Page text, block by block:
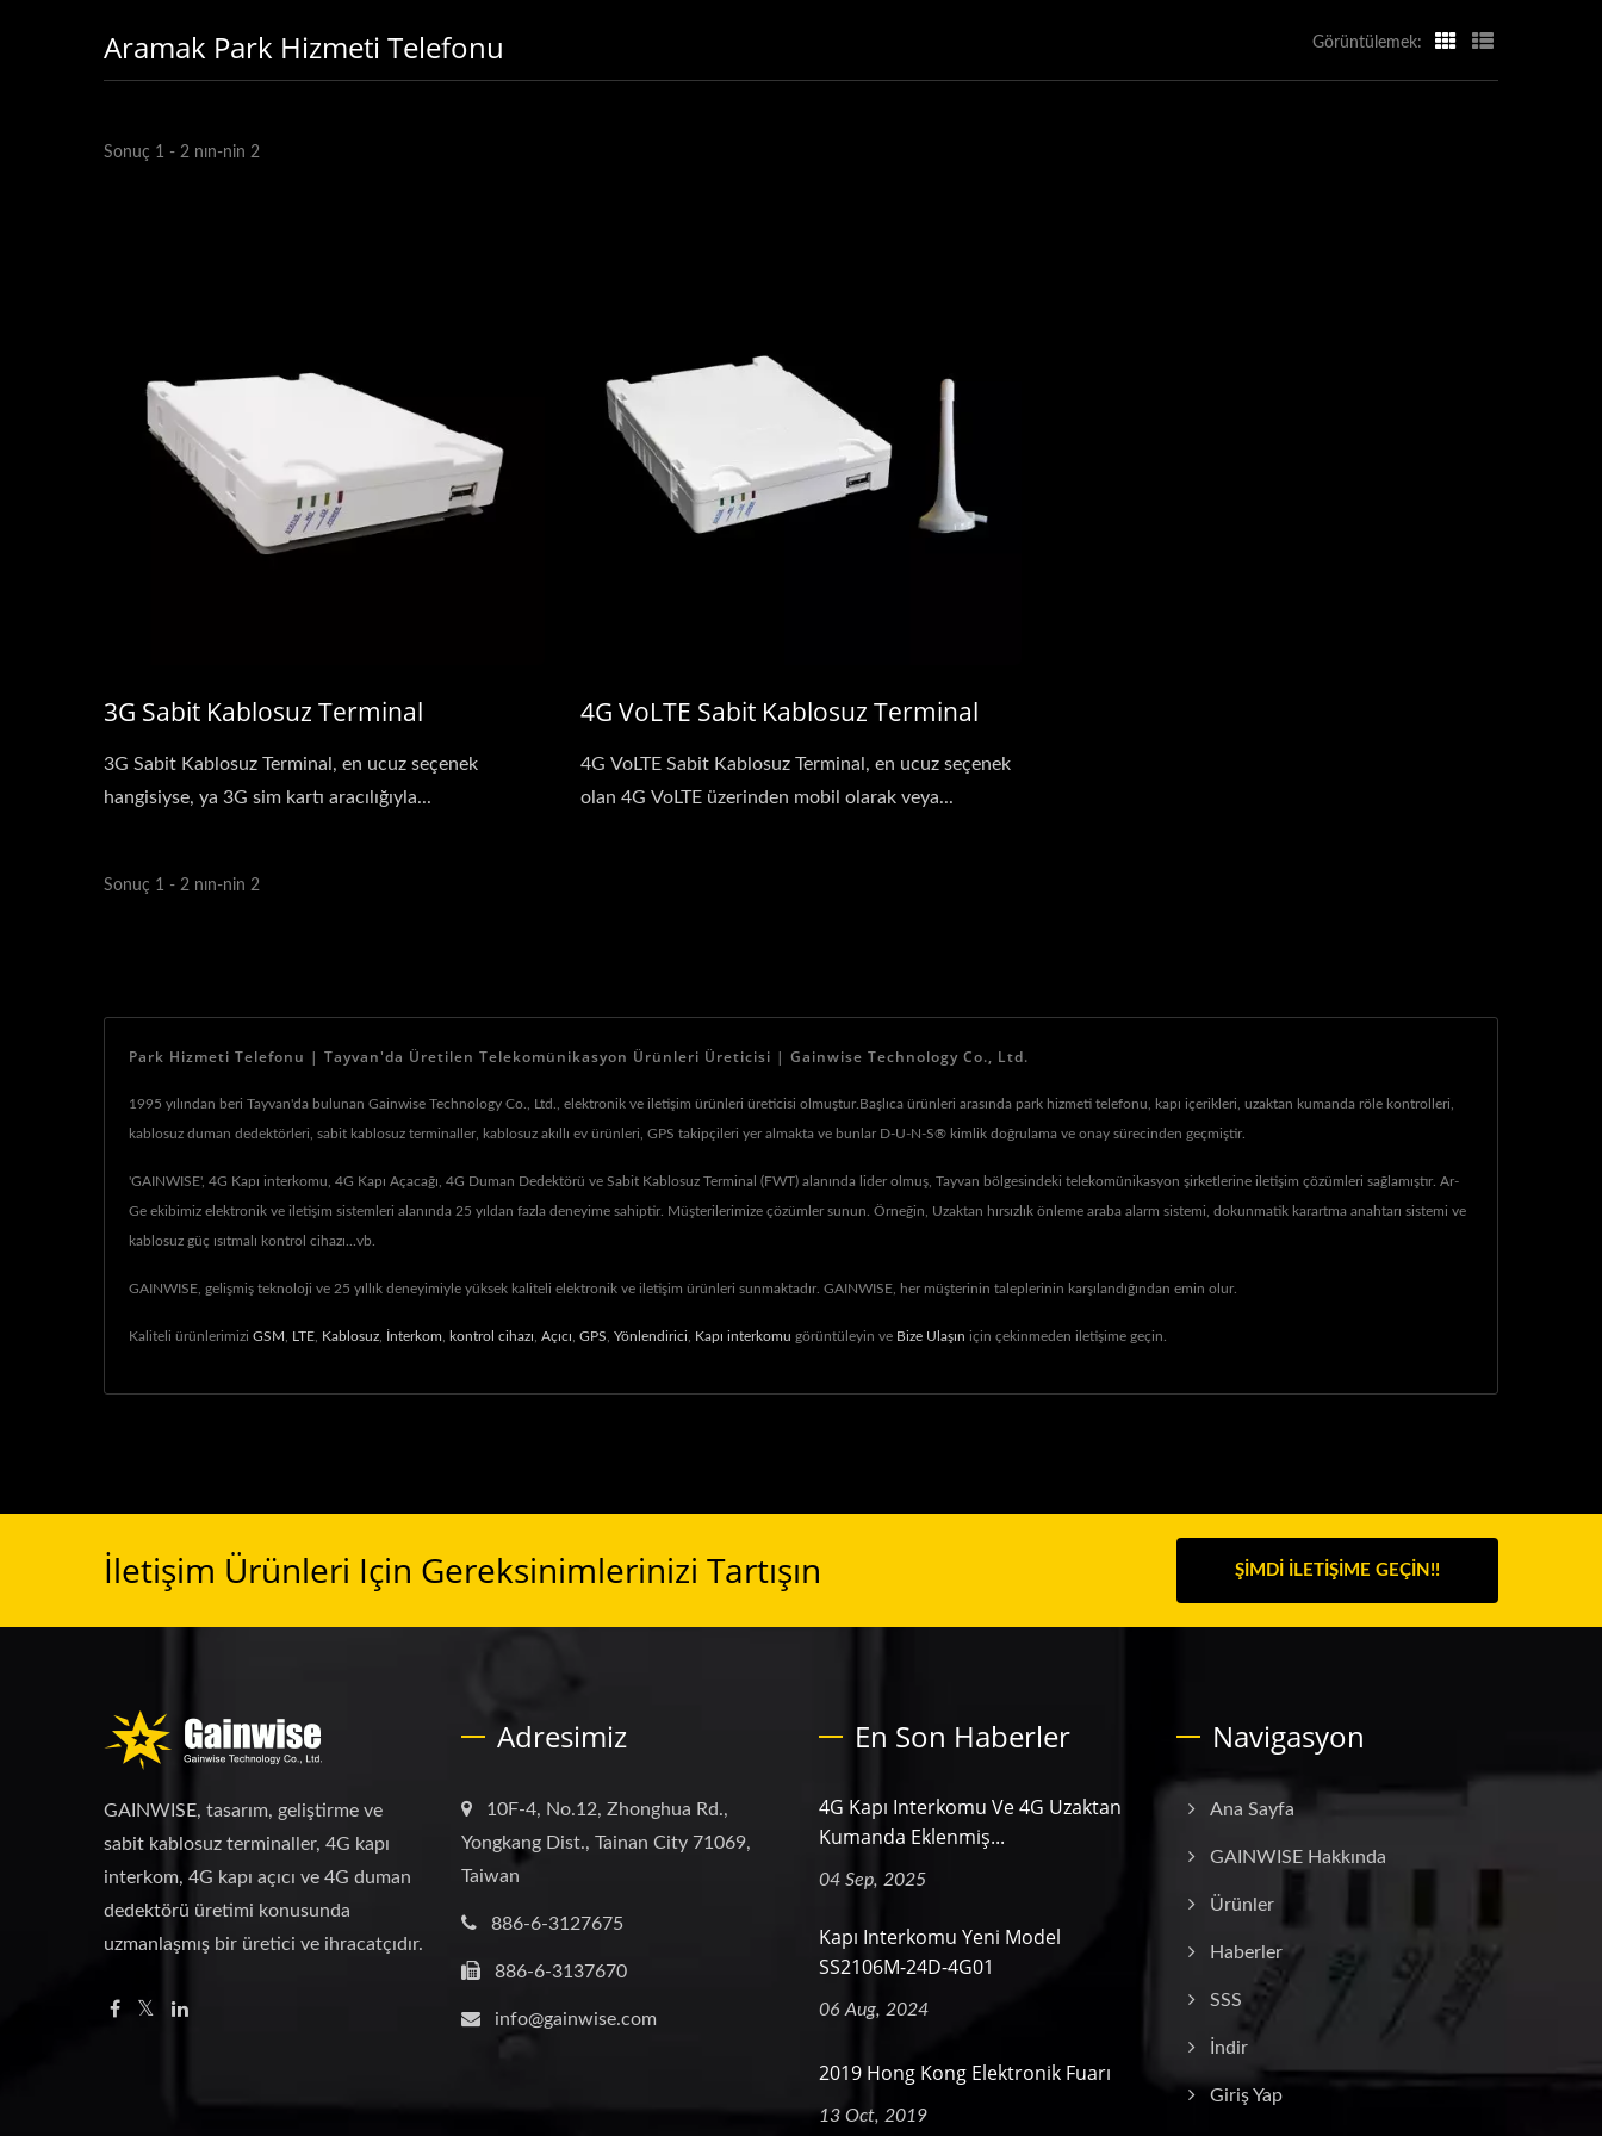
Aramak Park Hizmeti Telefonu Görüntülemek:
Sonuç 1 - 2 nın-nin 2
3G Sabit Kablosuz Terminal
3G Sabit Kablosuz Terminal, en ucuz seçenek
hangisiyse, ya 3G sim kartı aracılığıyla...
4G VoLTE Sabit Kablosuz Terminal
4G VoLTE Sabit Kablosuz Terminal, en ucuz seçenek
olan 4G VoLTE üzerinden mobil olarak veya...
Sonuç 1 - 2 nın-nin 2
Park Hizmeti Telefonu | Tayvan'da Üretilen Telekomünikasyon Ürünleri Üreticisi | Gainwise Technology Co., Ltd.
1995 yılından beri Tayvan'da bulunan Gainwise Technology Co., Ltd., elektronik ve iletişim ürünleri üreticisi olmuştur.Başlıca ürünleri arasında park hizmeti telefonu, kapı içerikleri, uzaktan kumanda röle kontrolleri,
kablosuz duman dedektörleri, sabit kablosuz terminaller, kablosuz akıllı ev ürünleri, GPS takipçileri yer almakta ve bunlar D-U-N-S® kimlik doğrulama ve onay sürecinden geçmiştir.
'GAINWISE', 4G Kapı interkomu, 4G Kapı Açacağı, 4G Duman Dedektörü ve Sabit Kablosuz Terminal (FWT) alanında lider olmuş, Tayvan bölgesindeki telekomünikasyon şirketlerine iletişim çözümleri sağlamıştır. Ar-
Ge ekibimiz elektronik ve iletişim sistemleri alanında 25 yıldan fazla deneyime sahiptir. Müşterilerimize çözümler sunun. Örneğin, Uzaktan hırsızlık önleme araba alarm sistemi, dokunmatik karartma anahtarı sistemi ve
kablosuz güç ısıtmalı kontrol cihazı...vb.
GAINWISE, gelişmiş teknoloji ve 25 yıllık deneyimiyle yüksek kaliteli elektronik ve iletişim ürünleri sunmaktadır. GAINWISE, her müşterinin taleplerinin karşılandığından emin olur.
Kaliteli ürünlerimizi GSM LTE Kablosuz İnterkom kontrol cihazı Açıcı GPS Yönlendirici Kapı interkomu görüntüleyin ve Bize Ulaşın için çekinmeden iletişime geçin.
İletişim Ürünleri Için Gereksinimlerinizi Tartışın ŞIMDI İLETIŞIME GEÇIN!!
GAINWISE, tasarım, geliştirme ve
sabit kablosuz terminaller, 4G kapı
interkom, 4G kapı açıcı ve 4G duman
dedektörü üretimi konusunda
uzmanlaşmış bir üretici ve ihracatçıdır.
Adresimiz
10F-4, No.12, Zhonghua Rd.,
Yongkang Dist., Tainan City 71069,
Taiwan
886-6-3127675
886-6-3137670
info@gainwise.com
En Son Haberler
4G Kapı Interkomu Ve 4G Uzaktan
Kumanda Eklenmiş...
04 Sep, 2025
Kapı Interkomu Yeni Model
SS2106M-24D-4G01
06 Aug, 2024
2019 Hong Kong Elektronik Fuarı
13 Oct, 2019
Navigasyon
Ana Sayfa
GAINWISE Hakkında
Ürünler
Haberler
SSS
İndir
Giriş Yap